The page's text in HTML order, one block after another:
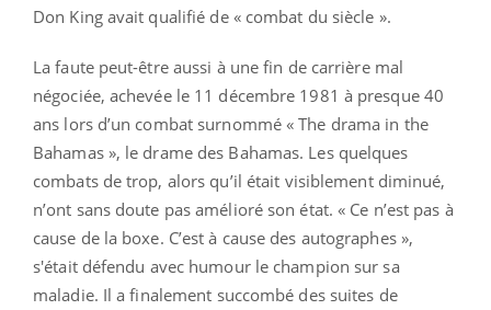
Don King avait qualifié de « combat du siècle ».
La faute peut-être aussi à une fin de carrière mal
négociée, achevée le 11 décembre 1981 à presque 40
ans lors d’un combat surnommé « The drama in the
Bahamas », le drame des Bahamas. Les quelques
combats de trop, alors qu’il était visiblement diminué,
n’ont sans doute pas amélioré son état. « Ce n’est pas à
cause de la boxe. C’est à cause des autographes »,
s'était défendu avec humour le champion sur sa
maladie. Il a finalement succombé des suites de